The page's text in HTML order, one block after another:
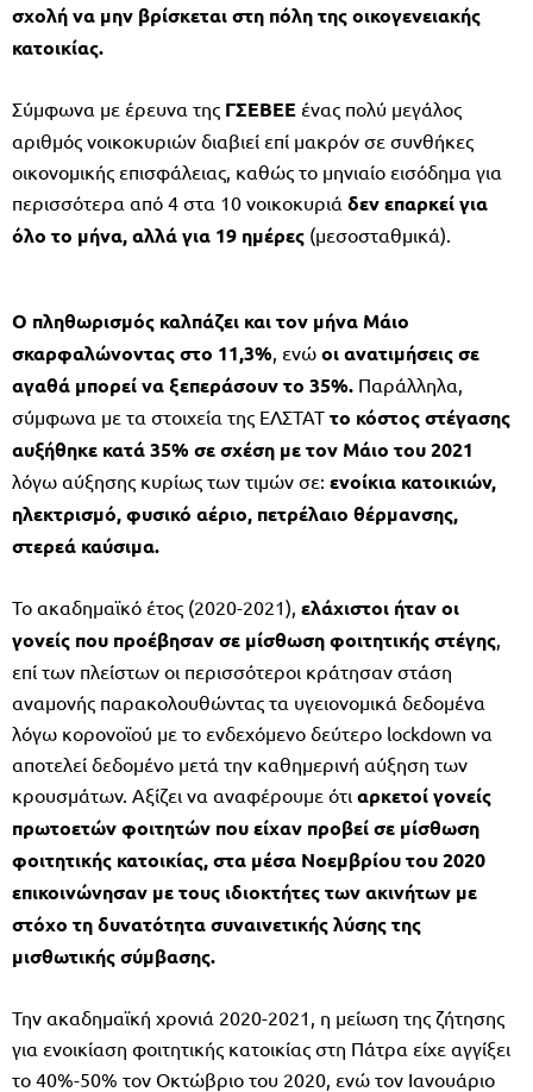
σχολή να μην βρίσκεται στη πόλη της οικογενειακής
κατοικίας.
Σύμφωνα με έρευνα της ΓΣΕΒΕΕ ένας πολύ μεγάλος
αριθμός νοικοκυριών διαβιεί επί μακρόν σε συνθήκες
οικονομικής επισφάλειας, καθώς το μηνιαίο εισόδημα για
περισσότερα από 4 στα 10 νοικοκυριά δεν επαρκεί για
όλο το μήνα, αλλά για 19 ημέρες (μεσοσταθμικά).
Ο πληθωρισμός καλπάζει και τον μήνα Μάιο
σκαρφαλώνοντας στο 11,3% , ενώ οι ανατιμήσεις σε
αγαθά μπορεί να ξεπεράσουν το 35%. Παράλληλα,
σύμφωνα με τα στοιχεία της ΕΛΣΤΑΤ το κόστος στέγασης
αυξήθηκε κατά 35% σε σχέση με τον Μάιο του 2021
λόγω αύξησης κυρίως των τιμών σε: ενοίκια κατοικιών,
ηλεκτρισμό, φυσικό αέριο, πετρέλαιο θέρμανσης,
στερεά καύσιμα.
Το ακαδημαϊκό έτος (2020-2021), ελάχιστοι ήταν οι
γονείς που προέβησαν σε μίσθωση φοιτητικής στέγης
επί των πλείστων οι περισσότεροι κράτησαν στάση
αναμονής παρακολουθώντας τα υγειονομικά δεδομένα
λόγω κορονοϊού με το ενδεχόμενο δεύτερο lockdown να
αποτελεί δεδομένο μετά την καθημερινή αύξηση των
κρουσμάτων. Αξίζει να αναφέρουμε ότι αρκετοί γονείς
πρωτοετών φοιτητών που είχαν προβεί σε μίσθωση
φοιτητικής κατοικίας, στα μέσα Νοεμβρίου του 2020
επικοινώνησαν με τους ιδιοκτήτες των ακινήτων με
στόχο τη δυνατότητα συναινετικής λύσης της
μισθωτικής σύμβασης.
Την ακαδημαϊκή χρονιά 2020-2021, η μείωση της ζήτησης
για ενοικίαση φοιτητικής κατοικίας στη Πάτρα είχε αγγίξει
το 40%-50% τον Οκτώβριο του 2020, ενώ τον Ιανουάριο